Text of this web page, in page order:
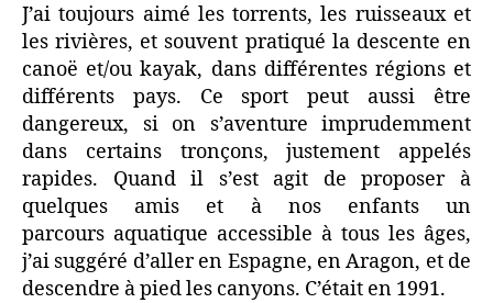
J’ai toujours aimé les torrents, les ruisseaux et
les rivières, et souvent pratiqué la descente en
canoë et/ou kayak, dans différentes régions et
différents pays. Ce sport peut aussi être
dangereux, si on s’aventure imprudemment
dans certains tronçons, justement appelés
rapides. Quand il s’est agit de proposer à
quelques amis et à nos enfants un
parcours aquatique accessible à tous les âges,
j’ai suggéré d’aller en Espagne, en Aragon, et de
descendre à pied les canyons. C’était en 1991.